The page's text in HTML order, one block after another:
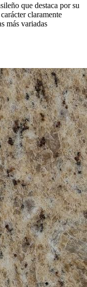
que destaca por su
claramente
más variadas